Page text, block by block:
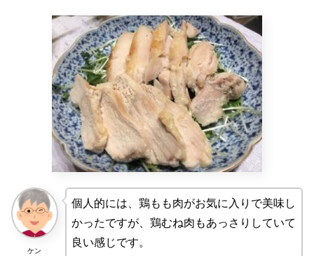
ケン
個人的には、鶏もも肉がお気に入りで美味し
かったですが、鶏むね肉もあっさりしていて
良い感じです。